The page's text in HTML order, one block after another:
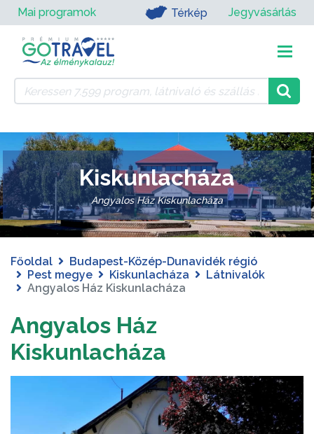
Mai programok Térkép Jegyvásárlás
Kiskunlacháza
Angyalos Ház Kiskunlacháza
Főoldal
Budapest-Közép-Dunavidék régió
Pest megye
Kiskunlacháza
Látnivalók
Angyalos Ház Kiskunlacháza
Angyalos Ház
Kiskunlacháza